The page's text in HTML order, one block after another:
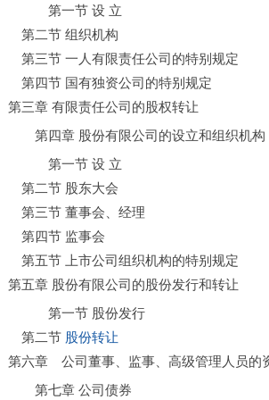
第一节 设 立
第二节 组织机构
第三节 一人有限责任公司的特别规定
第四节 国有独资公司的特别规定
第三章 有限责任公司的股权转让
第四章 股份有限公司的设立和组织机构
第一节 设 立
第二节 股东大会
第三节 董事会、经理
第四节 监事会
第五节 上市公司组织机构的特别规定
第五章 股份有限公司的股份发行和转让
第一节 股份发行
第二节 股份转让
第六章 公司董事、监事、高级管理人员的
第七章 公司债券